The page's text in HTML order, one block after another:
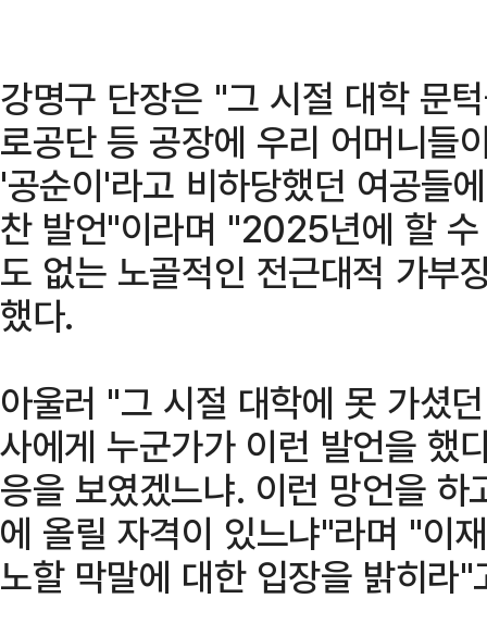
강명구 단장은 "그 시절 대학 문
로공단 등 공장에 우리 어머니들
'공순이'라고 비하당했던 여공들
찬 발언"이라며 "2025년에 할
도 없는 노골적인 전근대적 가부
했다.
아울러 "그 시절 대학에 못 가셨
사에게 누군가가 이런 발언을 했
응을 보였겠느냐. 이런 망언을
에 올릴 자격이 있느냐"라며 "이
노할 막말에 대한 입장을 밝히라"